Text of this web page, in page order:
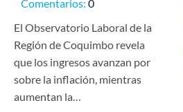
Comentarios: 0
El Observatorio Laboral de la
Región de Coquimbo revela
que los ingresos avanzan por
sobre la inflación, mientras
aumentan la…